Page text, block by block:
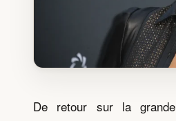
De retour sur la